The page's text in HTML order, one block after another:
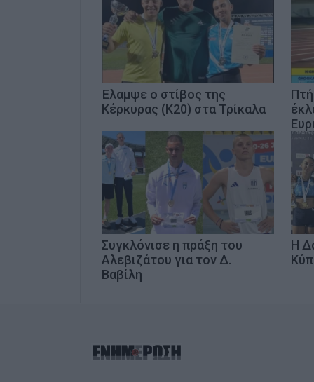
Έλαμψε ο στίβος της
Κέρκυρας (Κ20) στα Τρίκαλα
Συγκλόνισε η πράξη του
Αλεβιζάτου για τον Δ.
Βαβίλη
Η